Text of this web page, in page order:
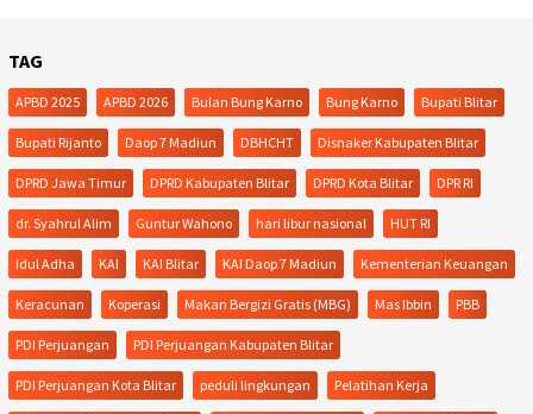
TAG
APBD 2025 APBD 2026 Bulan Bung Karno Bung Karno Bupati Blitar
Bupati Rijanto Daop 7 Madiun DBHCHT Disnaker Kabupaten Blitar
DPRD Jawa Timur DPRD Kabupaten Blitar DPRD Kota Blitar DPR RI
dr. Syahrul Alim Guntur Wahono hari libur nasional HUT RI
Idul Adha KAI KAI Blitar KAI Daop 7 Madiun Kementerian Keuangan
Keracunan Koperasi Makan Bergizi Gratis (MBG) Mas Ibbin PBB
PDI Perjuangan PDI Perjuangan Kabupaten Blitar
PDI Perjuangan Kota Blitar peduli lingkungan Pelatihan Kerja